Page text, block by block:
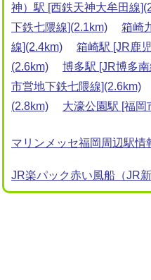
神）駅 [西鉄天神大牟田線
下鉄七隈線](2.1km)
箱崎
線](2.4km)
箱崎駅 [JR鹿
(2.6km)
博多駅 [JR博多
市営地下鉄七隈線](2.6km)
(2.8km)
大濠公園駅 [福岡
マリンメッセ福岡周辺駅情
JR楽パック赤い風船（JR